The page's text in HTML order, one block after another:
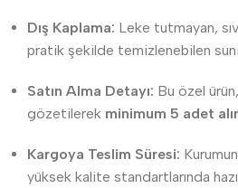
Dış Kaplama: Leke tutmayan,
pratik şekilde temizlenebilen
Satın Alma Detayı: Bu özel
gözetilerek minimum 5 adet
Kargoya Teslim Süresi:
yüksek kalite standartlarında